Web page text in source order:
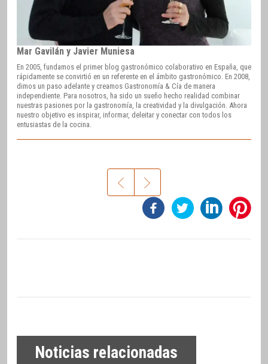
Mar Gavilán y Javier Muniesa
En 2005, fundamos el primer blog gastronómico colaborativo en España, que
rápidamente se convirtió en un referente en el ámbito gastronómico. En 2008,
dimos un paso adelante y creamos Gastronomía & Cía de manera
independiente. Para nosotros, ha sido un sueño hecho realidad combinar
nuestras pasiones por la gastronomía, la creatividad y la divulgación. Ahora
nuestro objetivo es inspirar, informar, deleitar y conectar con todos los
entusiastas de la cocina.
Noticias relacionadas